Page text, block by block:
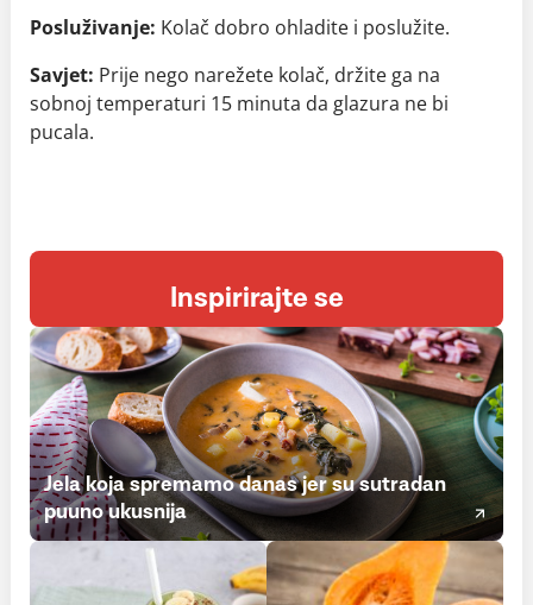
Posluživanje: Kolač dobro ohladite i poslužite.
Savjet: Prije nego narežete kolač, držite ga na
sobnoj temperaturi 15 minuta da glazura ne bi
pucala.
Inspirirajte se
Jela koja spremamo danas jer su sutradan
puuno ukusnija